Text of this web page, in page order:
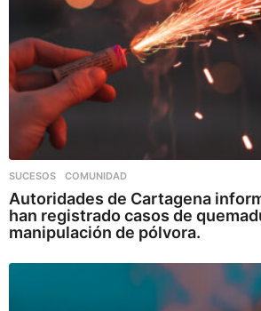
SUCESOS ,COMUNIDAD
Autoridades de Cartagena
han registrado casos de
manipulación de pólvora.